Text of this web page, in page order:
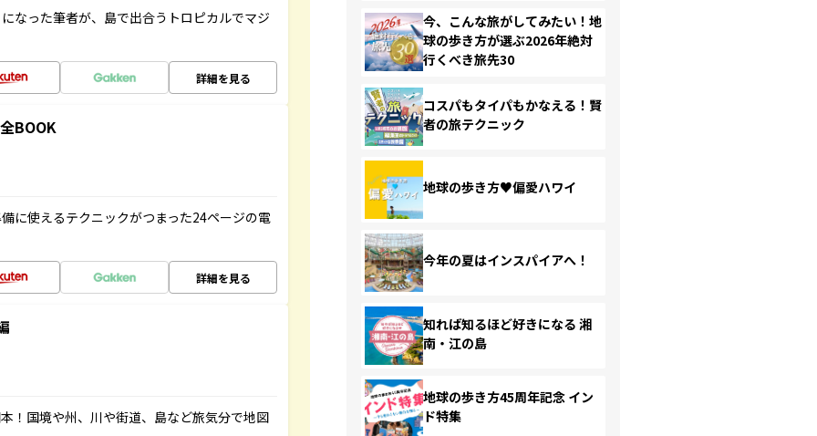
なった筆者が、島で出合うトロピカルでマジ
詳細を見る
BOOK
に使えるテクニックがつまった24ページの電
詳細を見る
！国境や州、川や街道、島など旅気分で地図
今、こんな旅がしてみたい！地
球の歩き方が選ぶ2026年絶対
行くべき旅先30
コスパもタイパもかなえる！賢
者の旅テクニック
地球の歩き方♥偏愛ハワイ
今年の夏はインスパイアへ！
知れば知るほど好きになる 湘
南・江の島
地球の歩き方45周年記念 イン
ド特集